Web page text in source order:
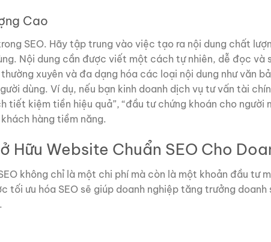
Cao
SEO. Hãy tập trung vào việc tạo ra nội dung chất
Nội dung cần được viết một cách tự nhiên, dễ đọc và
xuyên và đa dạng hóa các loại nội dung như văn
dùng. Ví dụ, nếu bạn kinh doanh dịch vụ tư vấn tài
tiết kiệm tiền hiệu quả”, “đầu tư chứng khoán cho người
hàng tiềm năng.
Hữu Website Chuẩn SEO Cho
không chỉ là một chi phí mà còn là một khoản đầu tư
tối ưu hóa SEO sẽ giúp doanh nghiệp tăng trưởng